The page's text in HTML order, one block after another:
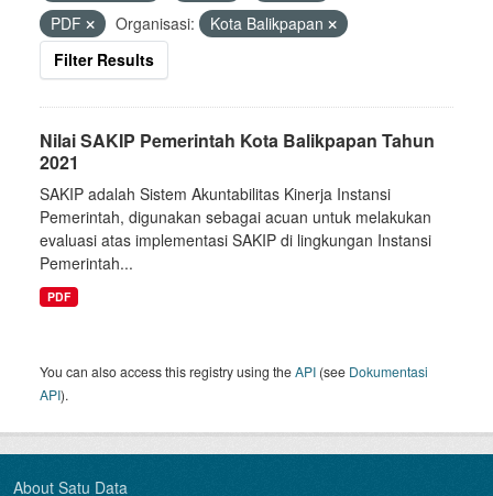
PDF
Organisasi:
Kota Balikpapan
Filter Results
Nilai SAKIP Pemerintah Kota Balikpapan Tahun
2021
SAKIP adalah Sistem Akuntabilitas Kinerja Instansi
Pemerintah, digunakan sebagai acuan untuk melakukan
evaluasi atas implementasi SAKIP di lingkungan Instansi
Pemerintah...
PDF
You can also access this registry using theAPI (see Dokumentasi
API).
About Satu Data